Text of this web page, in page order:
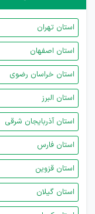
استان تهران
استان اصفهان
استان خراسان رضوی
استان البرز
استان آذربایجان شرقی
استان فارس
استان قزوین
استان گیلان